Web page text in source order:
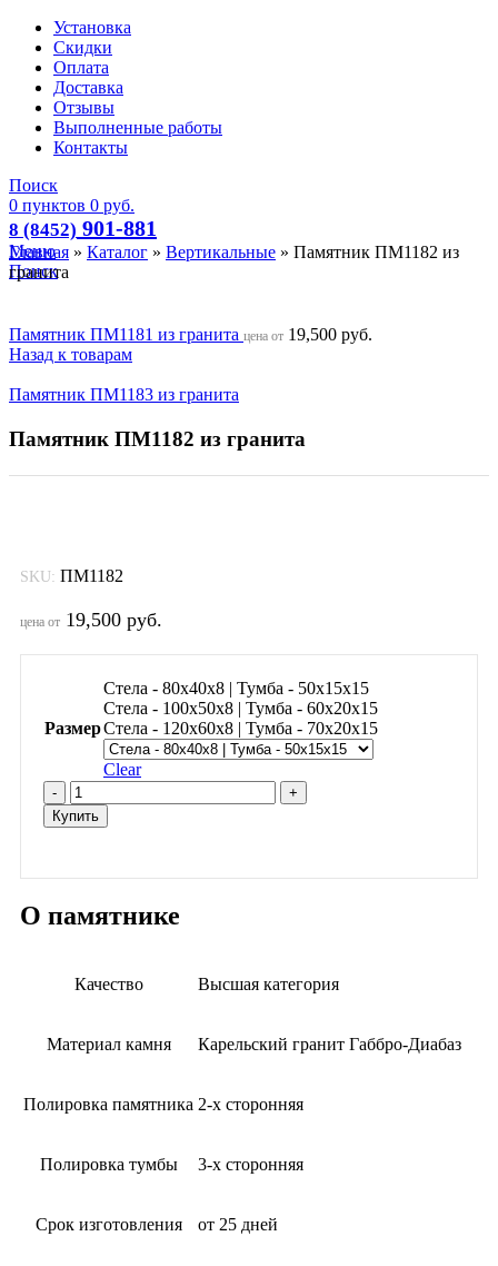
Установка
Скидки
Оплата
Доставка
Отзывы
Выполненные работы
Контакты
Поиск
0 пунктов 0 руб.
8 (8452) 901-881
Меню
Поиск
Главная » Каталог » Вертикальные » Памятник ПМ1182 из
гранита
Памятник ПМ1181 из гранита цена от 19,500 руб.
Назад к товарам
Памятник ПМ1183 из гранита
Памятник ПМ1182 из гранита
SKU: ПМ1182
цена от 19,500 руб.
Размер
Стела - 80х40х8 | Тумба - 50х15х15
Стела - 100х50х8 | Тумба - 60х20х15
Стела - 120х60х8 | Тумба - 70х20х15
Clear
Памятник
ПМ1182
из
Купить
О памятнике
Качество Высшая категория
Материал камня Карельский гранит Габбро-Диабаз
Полировка памятника 2-х сторонняя
Полировка тумбы 3-х сторонняя
Срок изготовления от 25 дней